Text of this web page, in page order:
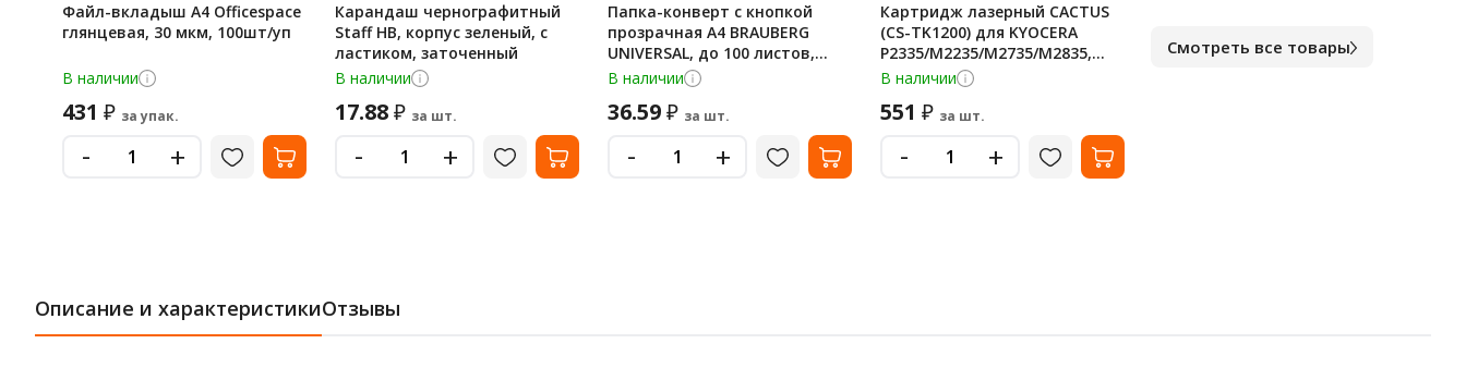
Файл-вкладыш А4 Officespace
глянцевая, 30 мкм, 100шт/уп
В наличии
431 ₽ за упак.
- +
Карандаш чернографитный
Staff HB, корпус зеленый, с
ластиком, заточенный
В наличии
17.88₽ за шт.
- +
Папка-конверт с кнопкой
прозрачная А4 BRAUBERG
UNIVERSAL, до 100 листов,
зеленая, 0,15 мм, 273074
В наличии
36.59₽ за шт.
- +
Картридж лазерный CACTUS
(CS-TK1200) для KYOCERA
P2335/M2235/M2735/M2835,
ресурс 3000 стр.
В наличии
551 ₽ за шт.
- +
Смотреть все товары
Описание и характеристикиОтзывы